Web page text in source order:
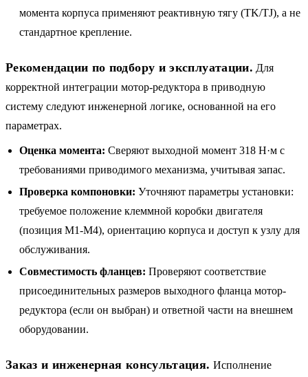
момента корпуса применяют реактивную тягу (TK/TJ), а не
стандартное крепление.
Рекомендации по подбору и эксплуатации. Для
корректной интеграции мотор-редуктора в приводную
систему следуют инженерной логике, основанной на его
параметрах.
Оценка момента: Сверяют выходной момент 318 Н·м с
требованиями приводимого механизма, учитывая запас.
Проверка компоновки: Уточняют параметры установки:
требуемое положение клеммной коробки двигателя
(позиция M1-M4), ориентацию корпуса и доступ к узлу для
обслуживания.
Совместимость фланцев: Проверяют соответствие
присоединительных размеров выходного фланца мотор-
редуктора (если он выбран) и ответной части на внешнем
оборудовании.
Заказ и инженерная консультация. Исполнение